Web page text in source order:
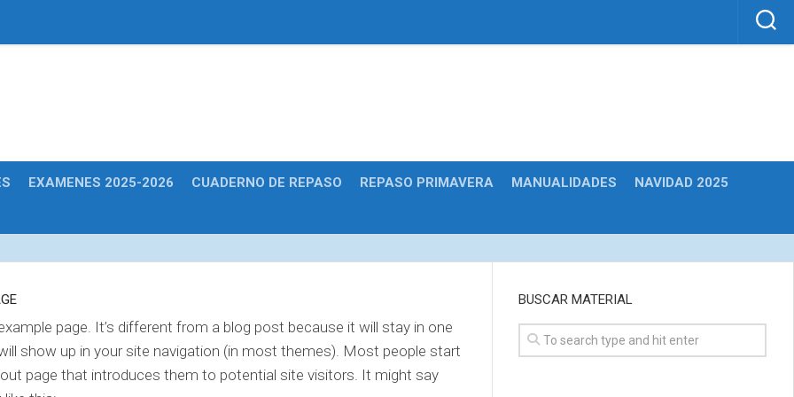
EXAMENES 2025-2026 CUADERNO DE REPASO REPASO PRIMAVERA MANUALIDADES
NAVIDAD 2025
page. It’s different from a blog post because it will stay in one
show up in your site navigation (in most themes). Most people start
page that introduces them to potential site visitors. It might say
BUSCAR MATERIAL